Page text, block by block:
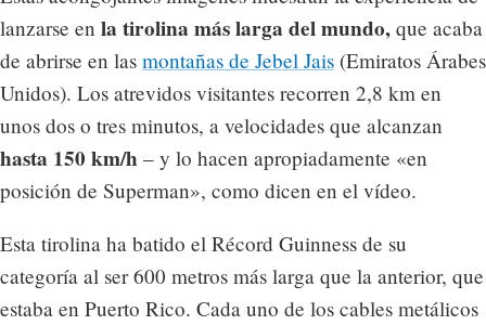
lanzarse en la tirolina más larga del mundo, que acaba
de abrirse en las montañas de Jebel Jais (Emiratos Árabes
Unidos). Los atrevidos visitantes recorren 2,8 km en
unos dos o tres minutos, a velocidades que alcanzan
hasta 150 km/h – y lo hacen apropiadamente «en
posición de Superman», como dicen en el vídeo.
Esta tirolina ha batido el Récord Guinness de su
categoría al ser 600 metros más larga que la anterior, que
estaba en Puerto Rico. Cada uno de los cables metálicos